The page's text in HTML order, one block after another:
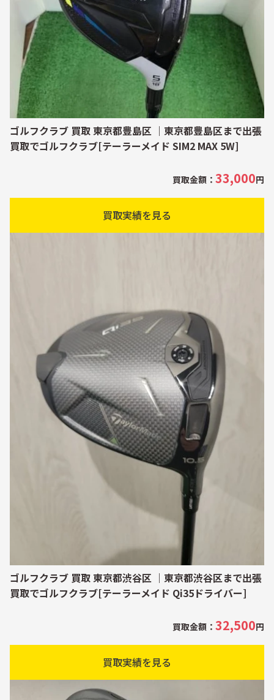
ゴルフクラブ 買取 東京都豊島区 ｜東京都豊島区まで出張
買取でゴルフクラブ[テーラーメイド SIM2 MAX 5W]
買取金額： 33,000円
買取実績を見る
ゴルフクラブ 買取 東京都渋谷区 ｜東京都渋谷区まで出張
買取でゴルフクラブ[テーラーメイド Qi35ドライバー]
買取金額： 32,500円
買取実績を見る